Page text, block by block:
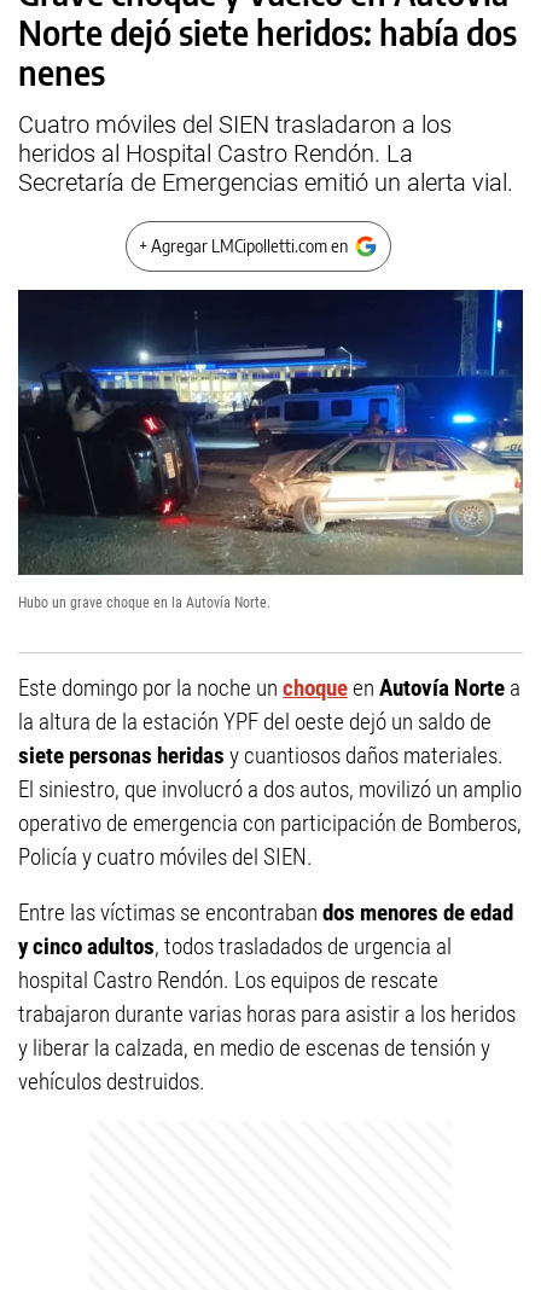
Norte dejó siete heridos: había dos
nenes
Cuatro móviles del SIEN trasladaron a los
heridos al Hospital Castro Rendón. La
Secretaría de Emergencias emitió un alerta vial.
+ Agregar LMCipolletti.com en
Hubo un grave choque en la Autovía Norte.
Este domingo por la noche un choqueen Autovía Norte a
la altura de la estación YPF del oeste dejó un saldo de
siete personas heridas y cuantiosos daños materiales.
El siniestro, que involucró a dos autos, movilizó un amplio
operativo de emergencia con participación de Bomberos,
Policía y cuatro móviles del SIEN.
Entre las víctimas se encontraban dos menores de edad
y cinco adultos, todos trasladados de urgencia al
hospital Castro Rendón. Los equipos de rescate
trabajaron durante varias horas para asistir a los heridos
y liberar la calzada, en medio de escenas de tensión y
vehículos destruidos.